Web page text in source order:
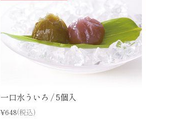
一口水ういろ / 5個入
¥648(税込)